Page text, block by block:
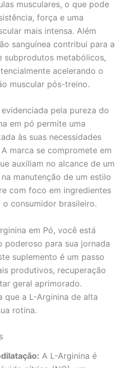
musculares, o que pode
força e uma
mais intensa. Além
sanguínea contribui para a
subprodutos metabólicos,
acelerando o
muscular pós-treino.
pela pureza do
em pó permite uma
às suas necessidades
marca se compromete em
auxiliam no alcance de um
manutenção de um estilo
com foco em ingredientes
consumidor brasileiro.
em Pó, você está
poderoso para sua jornada
suplemento é um passo
produtivos, recuperação
geral aprimorado.
que a L-Arginina de alta
rotina.
A L-Arginina é